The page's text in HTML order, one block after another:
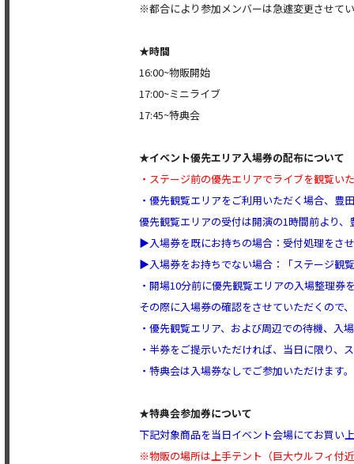
※都合により参加メンバーは急遽変更させて
★時間
16:00~物販開始
17:00~ミニライブ
17:45~特典会
★イベント優先エリア入場券の配布について
・ステージ前の優先エリアでライブを観覧
・優先観覧エリアをご利用いただく場合、豊
優先観覧エリアの受付は開演の1時間前より
▶入場券を既にお持ちの場合：受付処理をさ
▶入場券をお持ちでない場合：「ステージ観
・開場10分前に優先観覧エリアの入場整理券
その際に入場券の確認をさせていただくので
・優先観覧エリア、および周辺での待機、入
・半券をご提示いただければ、当日に限り、
・特典会は入場券なしでご参加いただけます。
★特典会参加券について
下記対象商品を当日イベント会場にてお買い
※物販の場所は上手テント（巨大ウルフィ付